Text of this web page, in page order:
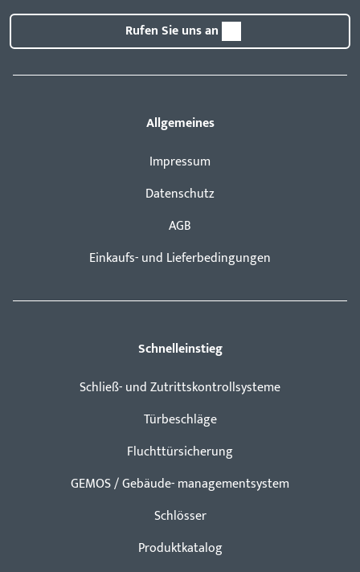
Rufen Sie uns an
Allgemeines
Impressum
Datenschutz
AGB
Einkaufs- und Lieferbedingungen
Schnelleinstieg
Schließ- und Zutrittskontrollsysteme
Türbeschläge
Fluchttürsicherung
GEMOS / Gebäude- managementsystem
Schlösser
Produktkatalog